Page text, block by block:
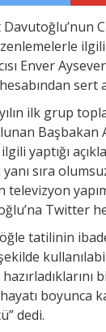
ilgili
Enver
sert
ilk grup
Başbakan
yaptığı
sıra
televizyon
Twitter
tatilinin
boyunca
dedi.